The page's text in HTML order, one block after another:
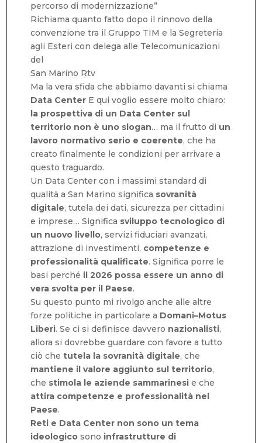
percorso di modernizzazione”
Richiama quanto fatto dopo il rinnovo della
convenzione tra il Gruppo TIM e la Segreteria
agli Esteri con delega alle Telecomunicazioni
del
San Marino Rtv
Ma la vera sfida che abbiamo davanti si chiama
Data Center E qui voglio essere molto chiaro:
la prospettiva di un Data Center sul
territorio non è uno slogan… ma il frutto di un
lavoro normativo serio e coerente, che ha
creato finalmente le condizioni per arrivare a
questo traguardo.
Un Data Center con i massimi standard di
qualità a San Marino significa sovranità
digitale, tutela dei dati, sicurezza per cittadini
e imprese… Significa sviluppo tecnologico di
un nuovo livello, servizi fiduciari avanzati,
attrazione di investimenti, competenze e
professionalità qualificate. Significa porre le
basi perché il 2026 possa essere un anno di
vera svolta per il Paese.
Su questo punto mi rivolgo anche alle altre
forze politiche in particolare a Domani–Motus
Liberi. Se ci si definisce davvero nazionalisti,
allora si dovrebbe guardare con favore a tutto
ciò chetutela la sovranità digitale, che
mantiene il valore aggiunto sul territorio,
che stimola le aziende sammarinesi e che
attira competenze e professionalità nel
Paese.
Reti e Data Center non sono un tema
ideologico sono infrastrutture di